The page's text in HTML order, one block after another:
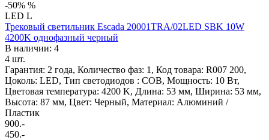
-50% %
LED L
Трековый светильник Escada 20001TRA/02LED SBK 10W
4200K однофазный черный
В наличии: 4
4 шт.
Гарантия: 2 года, Количество фаз: 1, Код товара: R007 200,
Цоколь: LED, Тип светодиодов : COB, Мощность: 10 Вт,
Цветовая температура: 4200 K, Длина: 53 мм, Ширина: 53 мм,
Высота: 87 мм, Цвет: Черный, Материал: Алюминий /
Пластик
900.-
450.-